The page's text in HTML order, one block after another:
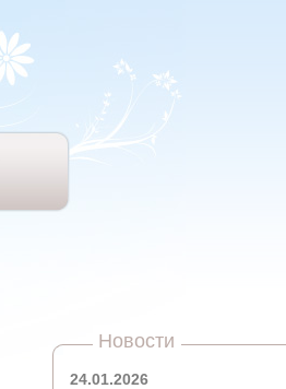
Новости
24.01.2026